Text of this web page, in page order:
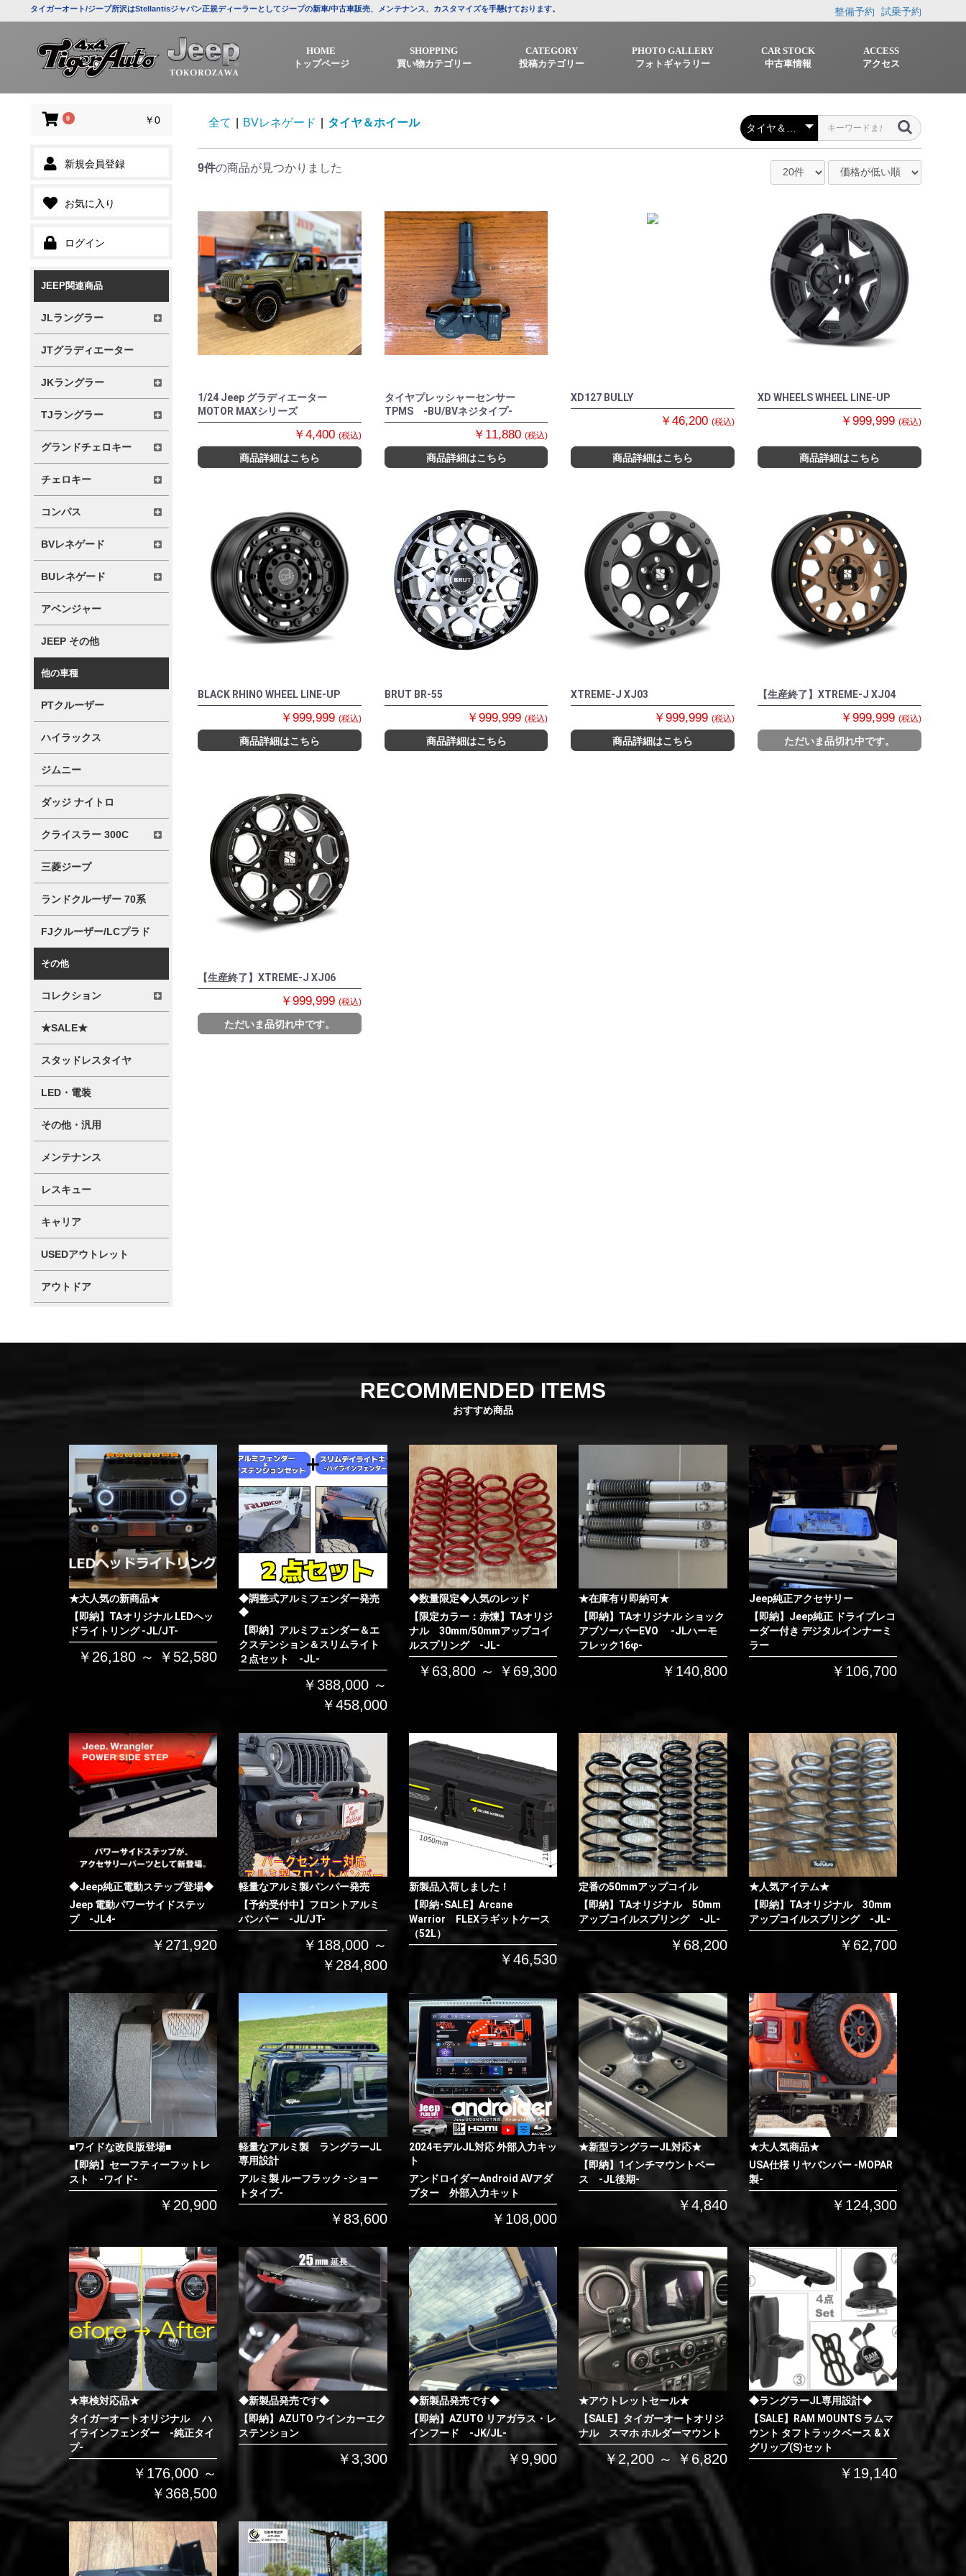
タイガーオート/ジープ所沢はStellantisジャパン正規ディーラーとしてジープの新車/中古車販売、メンテナンス、カスタマイズを手懸けております。 整備予約 試乗予約
HOME
トップページ
SHOPPING
買い物カテゴリー
CATEGORY
投稿カテゴリー
PHOTO GALLERY
フォトギャラリー
CAR STOCK
中古車情報
ACCESS
アクセス
0 ￥0
新規会員登録
お気に入り
ログイン
JEEP関連商品
JLラングラー
JTグラディエーター
JKラングラー
TJラングラー
グランドチェロキー
チェロキー
コンパス
BVレネゲード
BUレネゲード
アベンジャー
JEEP その他
他の車種
PTクルーザー
ハイラックス
ジムニー
ダッジ ナイトロ
クライスラー 300C
三菱ジープ
ランドクルーザー 70系
FJクルーザー/LCプラド
その他
コレクション
★SALE★
スタッドレスタイヤ
LED・電装
その他・汎用
メンテナンス
レスキュー
キャリア
USEDアウトレット
アウトドア
全て BVレネゲード タイヤ＆ホイール
9件の商品が見つかりました
1/24 Jeep グラディエーター
MOTOR MAXシリーズ
￥4,400 (税込)
商品詳細はこちら
タイヤプレッシャーセンサー
TPMS -BU/BVネジタイプ-
￥11,880(税込)
商品詳細はこちら
XD127 BULLY
￥46,200(税込)
商品詳細はこちら
XD WHEELS WHEEL LINE-UP
￥999,999 (税込)
商品詳細はこちら
BLACK RHINO WHEEL LINE-UP
￥999,999 (税込)
商品詳細はこちら
BRUT BR-55
￥999,999(税込)
商品詳細はこちら
XTREME-J XJ03
￥999,999(税込)
商品詳細はこちら
【生産終了】XTREME-J XJ04
￥999,999 (税込)
ただいま品切れ中です。
【生産終了】XTREME-J XJ06
￥999,999 (税込)
ただいま品切れ中です。
お買い物を続ける カートへ進む
RECOMMENDED ITEMS
おすすめ商品
★大人気の新商品★
【即納】TAオリジナル LEDヘッ
ドライトリング -JL/JT-
￥26,180 ～ ￥52,580
◆調整式アルミフェンダー発売
◆
【即納】アルミフェンダー＆エ
クステンション＆スリムライト
２点セット -JL-
￥388,000 ～
￥458,000
◆数量限定◆人気のレッド
【限定カラー：赤煉】TAオリジ
ナル 30mm/50mmアップコイ
ルスプリング -JL-
￥63,800 ～ ￥69,300
★在庫有り即納可★
【即納】TAオリジナル ショック
アブソーバーEVO -JLハーモ
フレック16φ-
￥140,800
Jeep純正アクセサリー
【即納】Jeep純正 ドライブレコ
ーダー付き デジタルインナーミ
ラー
￥106,700
◆Jeep純正電動ステップ登場◆
Jeep 電動パワーサイドステッ
プ -JL4-
￥271,920
軽量なアルミ製バンパー発売
【予約受付中】フロントアルミ
バンパー -JL/JT-
￥188,000 ～
￥284,800
新製品入荷しました！
【即納･SALE】Arcane
Warrior FLEXラギットケース
（52L）
￥46,530
定番の50mmアップコイル
【即納】TAオリジナル 50mm
アップコイルスプリング -JL-
￥68,200
★人気アイテム★
【即納】TAオリジナル 30mm
アップコイルスプリング -JL-
￥62,700
■ワイドな改良版登場■
【即納】セーフティーフットレ
スト -ワイド-
￥20,900
軽量なアルミ製 ラングラーJL
専用設計
アルミ製 ルーフラック -ショー
トタイプ-
￥83,600
2024モデルJL対応 外部入力キッ
ト
アンドロイダーAndroid AVアダ
プター 外部入力キット
￥108,000
★新型ラングラーJL対応★
【即納】1インチマウントベー
ス -JL後期-
￥4,840
★大人気商品★
USA仕様 リヤバンパー -MOPAR
製-
￥124,300
★車検対応品★
タイガーオートオリジナル ハ
イラインフェンダー -純正タイ
プ-
￥176,000 ～
￥368,500
◆新製品発売です◆
【即納】AZUTO ウインカーエク
ステンション
￥3,300
◆新製品発売です◆
【即納】AZUTO リアガラス・レ
インフード -JK/JL-
￥9,900
★アウトレットセール★
【SALE】タイガーオートオリジ
ナル スマホ ホルダーマウント
￥2,200 ～ ￥6,820
◆ラングラーJL専用設計◆
【SALE】RAM MOUNTS ラムマ
ウント タフトラックベース & X
グリップ(S)セット
￥19,140